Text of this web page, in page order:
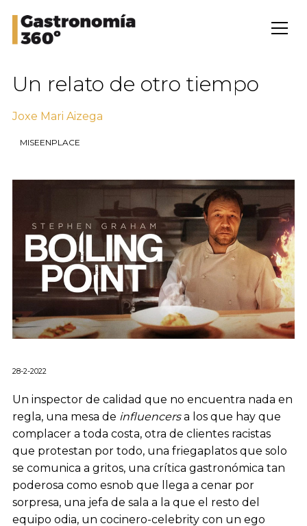
Un relato de otro tiempo
Joxe Mari Aizega
MISEENPLACE
28-2-2022
Un inspector de calidad que no encuentra nada en
regla, una mesa de influencersa los que hay que
complacer a toda costa, otra de clientes racistas
que protestan por todo, una friegaplatos que solo
se comunica a gritos, una crítica gastronómica tan
poderosa como esnob que llega a cenar por
sorpresa, una jefa de sala a la que el resto del
equipo odia, un cocinero-celebrity con un ego